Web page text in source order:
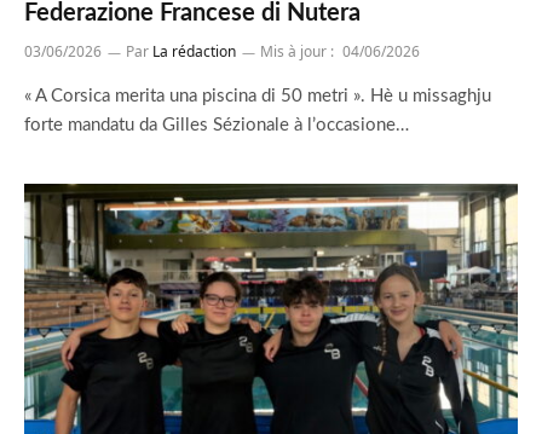
Federazione Francese di Nutera
03/06/2026 Par La rédaction Mis à jour : 04/06/2026
« A Corsica merita una piscina di 50 metri ». Hè u missaghju
forte mandatu da Gilles Sézionale à l’occasione…